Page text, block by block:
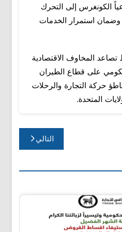
الكونغرس إلى التحرك
وضمان استمرار الخدمات
تصاعد المخاوف الاقتصادية
على قطاع الطيران
حركة التجارة والرحلات
المتحدة.
التالي